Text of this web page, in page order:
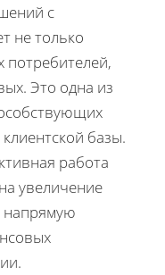
с
не только
потребителей,
Это одна из
базы.
работа
увеличение
напрямую